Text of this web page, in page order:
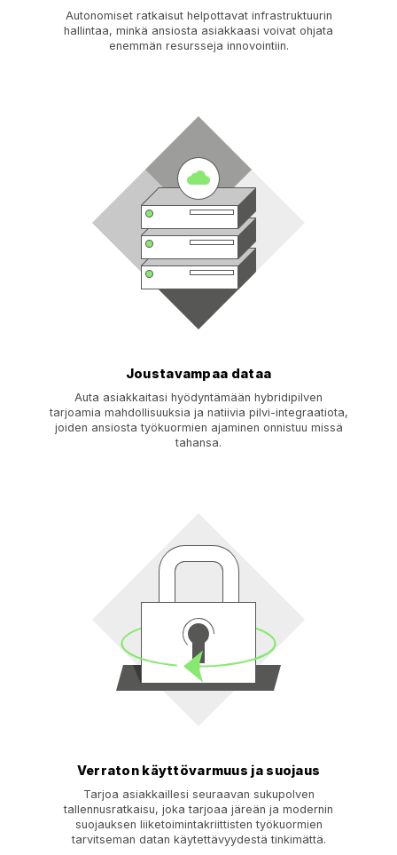
Autonomiset ratkaisut helpottavat infrastruktuurin
hallintaa, minkä ansiosta asiakkaasi voivat ohjata
enemmän resursseja innovointiin.
Joustavampaa dataa
Auta asiakkaitasi hyödyntämään hybridipilven
tarjoamia mahdollisuuksia ja natiivia pilvi-integraatiota,
joiden ansiosta työkuormien ajaminen onnistuu missä
tahansa.
Verraton käyttövarmuus ja suojaus
Tarjoa asiakkaillesi seuraavan sukupolven
tallennusratkaisu, joka tarjoaa järeän ja modernin
suojauksen liiketoimintakriittisten työkuormien
tarvitseman datan käytettävyydestä tinkimättä.